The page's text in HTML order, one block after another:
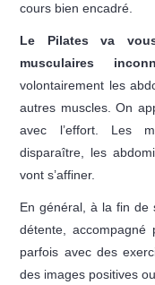
cours bien encadré.
Le Pilates va
musculaires
volontairement les
autres muscles. On
avec l’effort. Les
disparaître, les
vont s’affiner.
En général, à la fin de
détente,
parfois avec des
des images positives